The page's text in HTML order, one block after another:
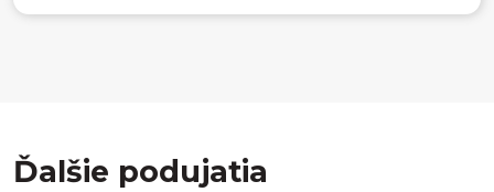
Ďalšie podujatia